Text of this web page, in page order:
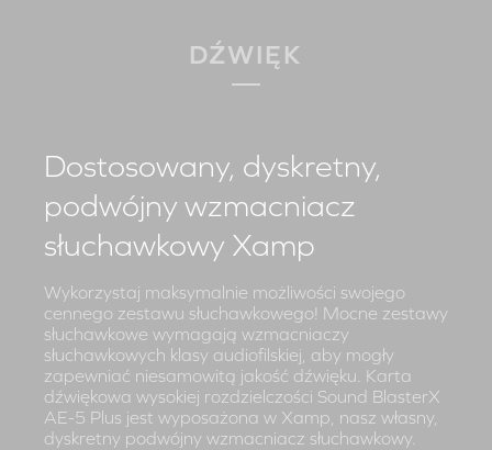
DŹWIĘK
Dostosowany, dyskretny,
podwójny wzmacniacz
słuchawkowy Xamp
Wykorzystaj maksymalnie możliwości swojego
cennego zestawu słuchawkowego! Mocne zestawy
słuchawkowe wymagają wzmacniaczy
słuchawkowych klasy audiofilskiej, aby mogły
zapewniać niesamowitą jakość dźwięku. Karta
dźwiękowa wysokiej rozdzielczości Sound BlasterX
AE-5 Plus jest wyposażona w Xamp, nasz własny,
dyskretny podwójny wzmacniacz słuchawkowy.